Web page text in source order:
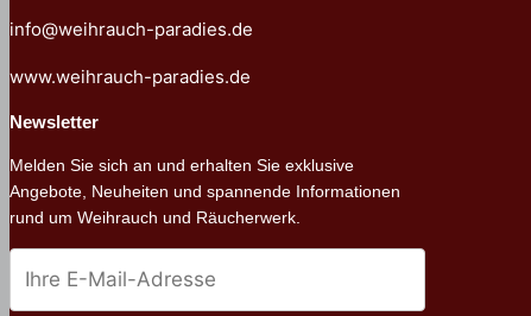
info@weihrauch-paradies.de
www.weihrauch-paradies.de
Newsletter
Melden Sie sich an und erhalten Sie exklusive
Angebote, Neuheiten und spannende Informationen
rund um Weihrauch und Räucherwerk.